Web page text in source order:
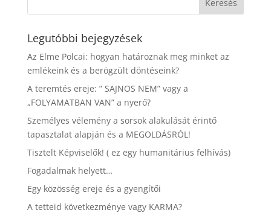
Legutóbbi bejegyzések
Az Elme Polcai: hogyan határoznak meg minket az
emlékeink és a berögzült döntéseink?
A teremtés ereje: ” SAJNOS NEM” vagy a
„FOLYAMATBAN VAN” a nyerő?
Személyes vélemény a sorsok alakulását érintő
tapasztalat alapján és a MEGOLDÁSRÓL!
Tisztelt Képviselők! ( ez egy humanitárius felhívás)
Fogadalmak helyett…
Egy közösség ereje és a gyengítői
A tetteid következménye vagy KARMA?